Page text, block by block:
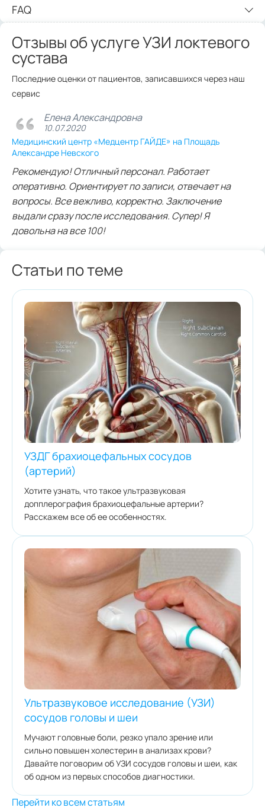
FAQ
Отзывы об услуге УЗИ локтевого
сустава
Последние оценки от пациентов, записавшихся через наш
сервис
Елена Александровна
10.07.2020
Медицинский центр «Медцентр ГАЙДЕ» на Площадь
Александре Невского
Рекомендую! Отличный персонал. Работает
оперативно. Ориентирует по записи, отвечает на
вопросы. Все вежливо, корректно. Заключение
выдали сразу после исследования. Супер! Я
довольна на все 100!
Статьи по теме
УЗДГ брахиоцефальных сосудов
(артерий)
Хотите узнать, что такое ультразвуковая
допплерография брахиоцефальные артерии?
Расскажем все об ее особенностях.
Ультразвуковое исследование (УЗИ)
сосудов головы и шеи
Мучают головные боли, резко упало зрение или
сильно повышен холестерин в анализах крови?
Давайте поговорим об УЗИ сосудов головы и шеи, как
об одном из первых способов диагностики.
Перейти ко всем статьям